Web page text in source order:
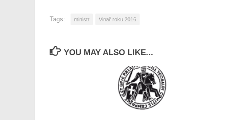
Tags: ministr Vinař roku 2016
YOU MAY ALSO LIKE...